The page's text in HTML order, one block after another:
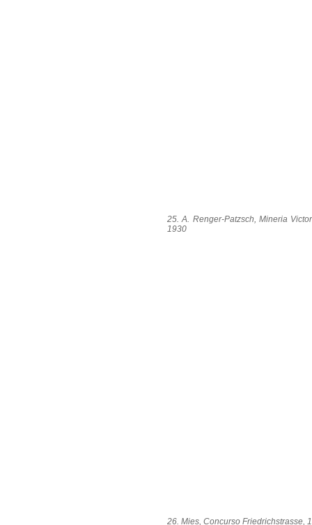
25. A. Renger-Patzsch, Mineria
1930
26. Mies, Concurso Friedrichstrasse,